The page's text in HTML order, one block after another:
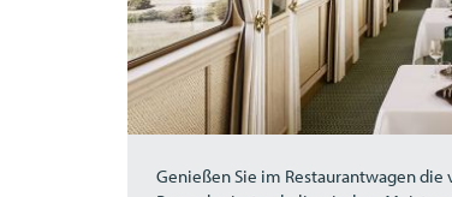
Genießen Sie im Restaurantwagen